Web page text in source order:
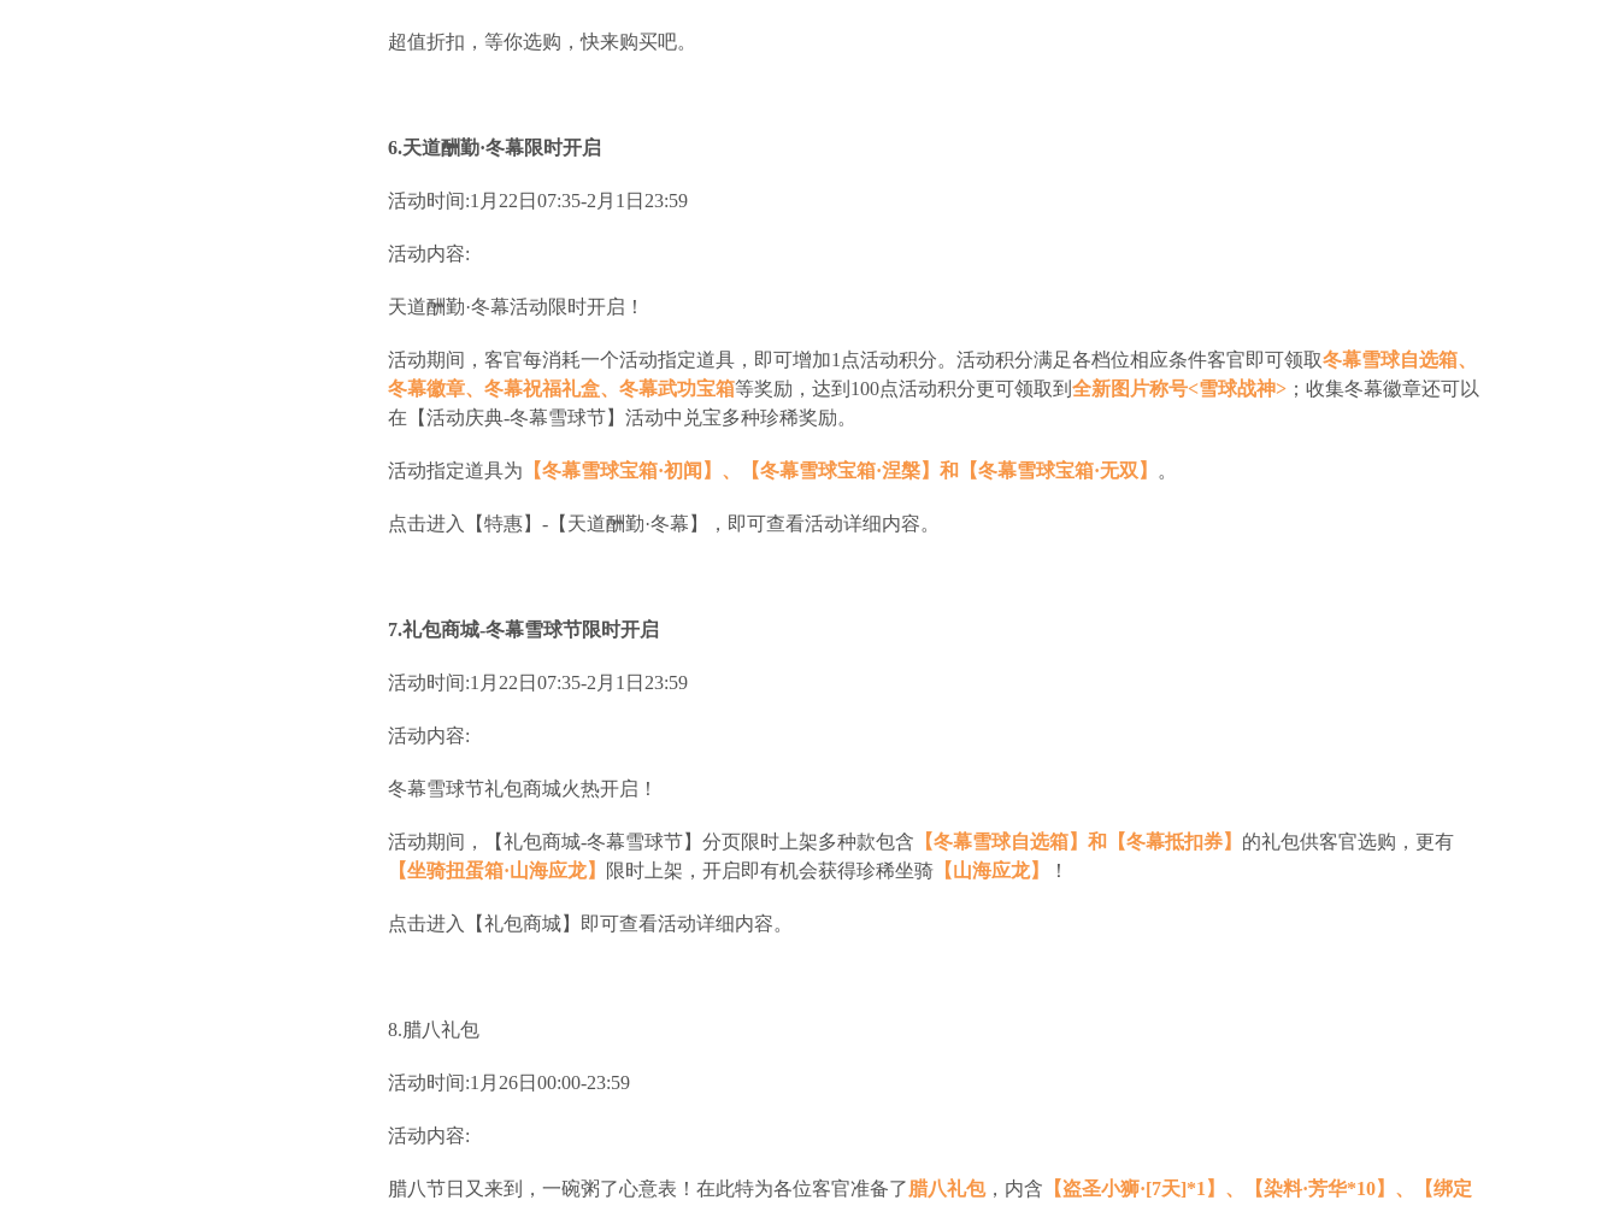
超值折扣，等你选购，快来购买吧。
6.天道酬勤·冬幕限时开启
活动时间:1月22日07:35-2月1日23:59
活动内容:
天道酬勤·冬幕活动限时开启！
活动期间，客官每消耗一个活动指定道具，即可增加1点活动积分。活动积分满足各档位相应条件客官即可领取冬幕雪球自选箱、
冬幕徽章、冬幕祝福礼盒、冬幕武功宝箱等奖励，达到100点活动积分更可领取到 全新图片称号<雪球战神> ；收集冬幕徽章还可以
在【活动庆典-冬幕雪球节】活动中兑宝多种珍稀奖励。
活动指定道具为 【冬幕雪球宝箱·初闻】、【冬幕雪球宝箱·涅槃】和【冬幕雪球宝箱·无双】 。
点击进入【特惠】-【天道酬勤·冬幕】，即可查看活动详细内容。
7.礼包商城-冬幕雪球节限时开启
活动时间:1月22日07:35-2月1日23:59
活动内容:
冬幕雪球节礼包商城火热开启！
活动期间，【礼包商城-冬幕雪球节】分页限时上架多种款包含 【冬幕雪球自选箱】和【冬幕抵扣券】 的礼包供客官选购，更有
【坐骑扭蛋箱·山海应龙】
限时上架，开启即有机会获得珍稀坐骑 【山海应龙】 ！
点击进入【礼包商城】即可查看活动详细内容。
8.腊八礼包
活动时间:1月26日00:00-23:59
活动内容:
腊八节日又来到，一碗粥了心意表！在此特为各位客官准备了 腊八礼包，内含 【盗圣小狮·[7天]*1】、【染料·芳华*10】、【绑定